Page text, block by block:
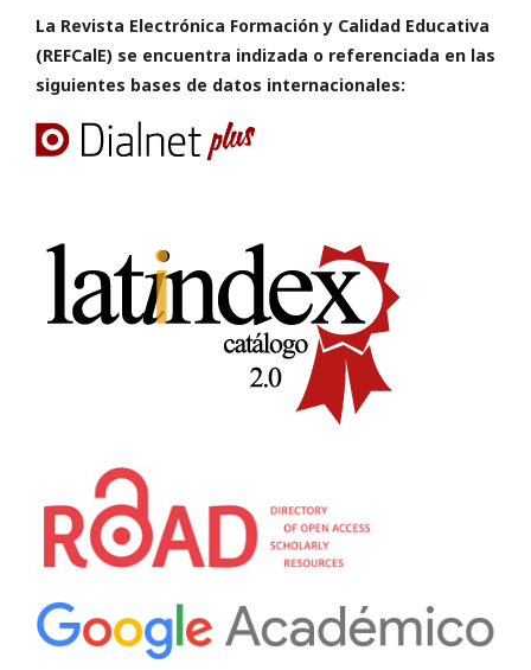
La Revista Electrónica Formación y Calidad Educativa
(REFCalE) se encuentra indizada o referenciada en las
siguientes bases de datos internacionales: